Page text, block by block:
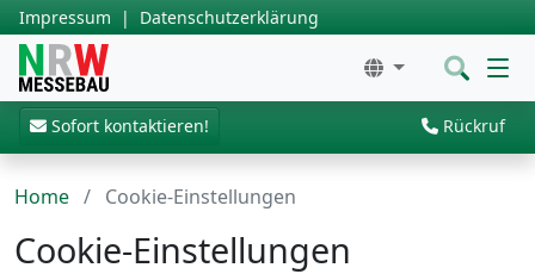
Impressum | Datenschutzerklärung
Sofort kontaktieren! Rückruf
Home Cookie-Einstellungen
Cookie-Einstellungen